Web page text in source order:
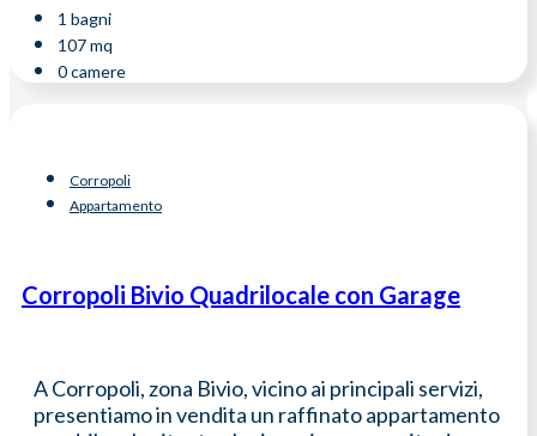
1 bagni
107 mq
0 camere
Corropoli
Appartamento
Corropoli Bivio Quadrilocale con Garage
A Corropoli, zona Bivio, vicino ai principali servizi,
presentiamo in vendita un raffinato appartamento